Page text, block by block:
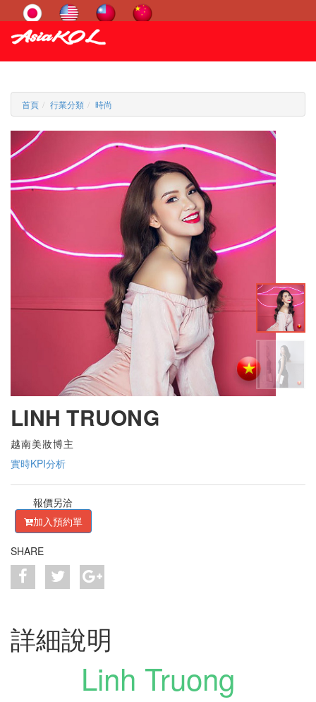
首頁 行業分類 時尚
LINH TRUONG
越南美妝博主
實時KPI分析
報價另洽
加入預約單
SHARE
詳細說明
Linh Truong